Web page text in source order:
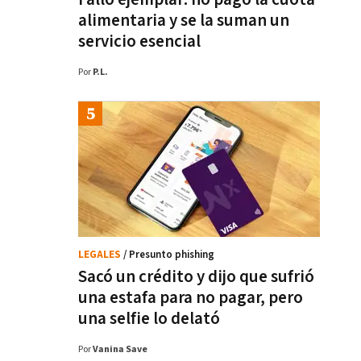
alimentaria y se la suman un
servicio esencial
Por P.L.
Sacó un crédito y dijo que sufrió
una estafa para no pagar, pero
una selfie lo delató
LEGALES / Presunto phishing
PorVanina Save